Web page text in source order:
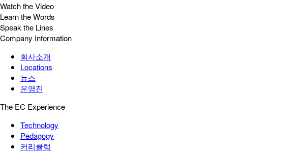
Watch the Video
Learn the Words
Speak the Lines
Company Information
회사소개
Locations
뉴스
운영진
The EC Experience
Technology
Pedagogy
커리큘럼